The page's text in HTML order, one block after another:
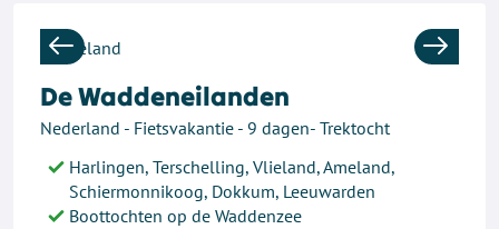
Previous Next
De Waddeneilanden
Nederland - Fietsvakantie - 9 dagen- Trektocht
Harlingen, Terschelling, Vlieland, Ameland,
Schiermonnikoog, Dokkum, Leeuwarden
Boottochten op de Waddenzee